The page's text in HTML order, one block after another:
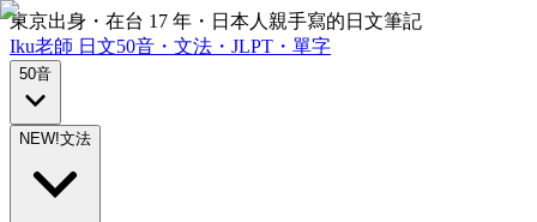
東京出身・在台 17 年・日本人親手寫的日文筆記
Iku老師 日文50音・文法・JLPT・單字
50音
NEW!文法